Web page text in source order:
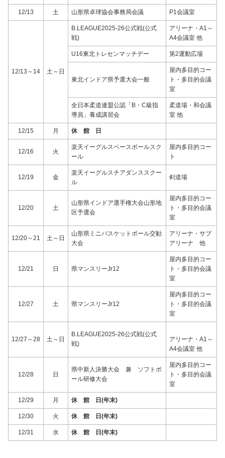
12/13 土 山形県卓球協会事務局会議 P1会議室
12/13～14 土～日
B.LEAGUE2025-26公式戦(公式
戦)
アリーナ・A1～
A4会議室 他
U16東北トレセンマッチデー 第2運動広場
東北インドア県予選大会一般
屋内多目的コー
ト・多目的会議
室
全日本柔道連盟公認「B・C級指
導員」養成講習会
柔道場・和会議
室 他
12/15 月 休 館 日
12/16 火
楽天イーグルスベースボールスク
ール
屋内多目的コー
ト
12/19 金
楽天イーグルスチアダンススクー
ル
剣道場
12/20 土
山形県インドア選手権大会山形地
区予選会
屋内多目的コー
ト・多目的会議
室
12/20～21 土～日
山形県ミニバスケットボール交勧
大会
アリーナ・サブ
アリーナ 他
12/21 日 県マンスリーJr12
屋内多目的コー
ト・多目的会議
室
12/27 土 県マンスリーJr12
屋内多目的コー
ト・多目的会議
室
12/27～28 土～日
B.LEAGUE2025-26公式戦(公式
戦)
アリーナ・A1～
A4会議室 他
12/28 日
県中新人決勝大会 兼 ソフトボ
ール研修大会
屋内多目的コー
ト・多目的会議
室
12/29 月 休 館 日(年末)
12/30 火 休 館 日(年末)
12/31 水 休 館 日(年末)